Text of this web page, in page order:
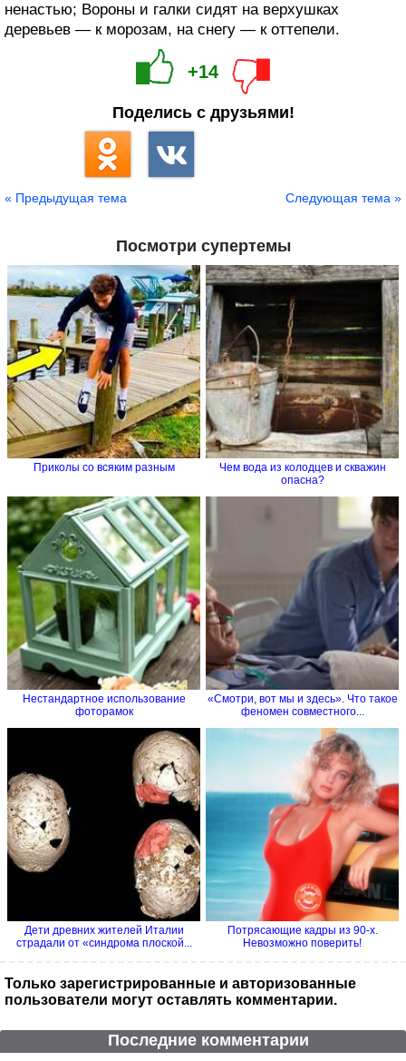
ненастью; Вороны и галки сидят на верхушках
деревьев — к морозам, на снегу — к оттепели.
+14
Поделись с друзьями!
« Предыдущая тема Следующая тема »
Посмотри супертемы
Приколы со всяким разным
Чем вода из колодцев и скважин
опасна?
Нестандартное использование
фоторамок
«Смотри, вот мы и здесь». Что такое
феномен совместного...
Дети древних жителей Италии
страдали от «синдрома плоской...
Потрясающие кадры из 90-х.
Невозможно поверить!
Только зарегистрированные и авторизованные
пользователи могут оставлять комментарии.
Последние комментарии